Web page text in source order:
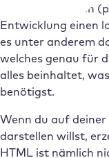
Webserver haben
Entwicklung einen
es unter anderem
welches genau für
alles beinhaltet,
benötigst.
Wenn du auf
darstellen willst,
HTML ist nämlich